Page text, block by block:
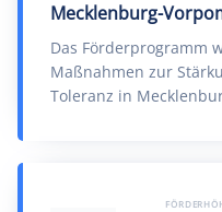
Mecklenburg-
Das Förderprogramm
Maßnahmen zur
Toleranz in